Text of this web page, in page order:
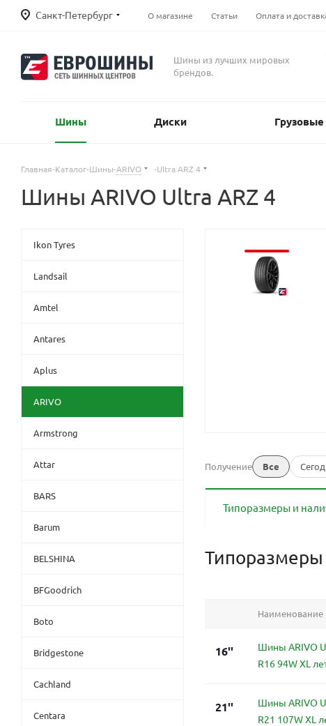
Санкт-Петербург О магазине Статьи Оплата и
Шины из лучших мировых
брендов.
Шины Диски
Главная-Каталог-Шины-ARIVO -Ultra ARZ 4
Шины ARIVO Ultra ARZ 4
Получение Все
Типоразмеры и
Типоразмеры
Наименование
16''
Шины ARIVO
R16 94W XL
21''
Шины ARIVO
R21 107W XL
Ikon Tyres
Landsail
Amtel
Antares
Aplus
ARIVO
Armstrong
Attar
BARS
Barum
BELSHINA
BFGoodrich
Boto
Bridgestone
Cachland
Centara